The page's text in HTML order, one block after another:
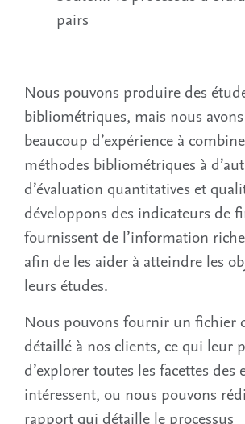
pairs
Nous pouvons produire des
bibliométriques, mais nous
beaucoup d’expérience à
méthodes bibliométriques à
d’évaluation quantitatives et
développons des indicateurs de
fournissent de l’information
afin de les aider à atteindre les
leurs études.
Nous pouvons fournir un fichier
détaillé à nos clients, ce qui leur
d’explorer toutes les facettes des
intéressent, ou nous pouvons
rapport qui détaille le processus